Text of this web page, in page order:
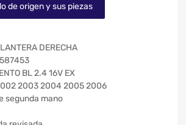
de origen y sus piezas
DERECHA
BL 2.4 16V EX
2003 2004 2005 2006
segunda mano